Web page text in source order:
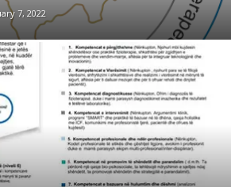
7, 2022